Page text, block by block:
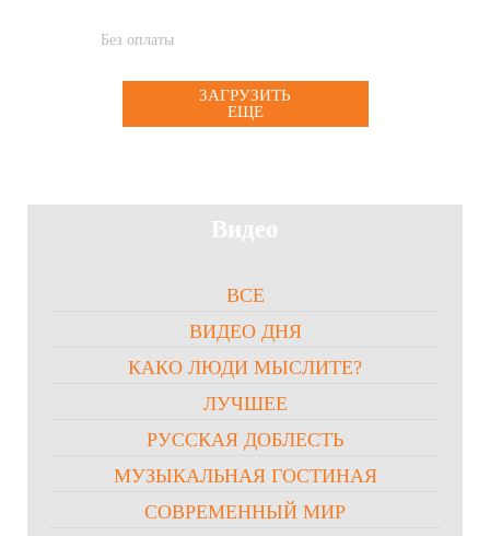
Без оплаты
ЗАГРУЗИТЬ
ЕЩЕ
Видео
ВСЕ
ВИДЕО ДНЯ
КАКО ЛЮДИ МЫСЛИТЕ?
ЛУЧШЕЕ
РУССКАЯ ДОБЛЕСТЬ
МУЗЫКАЛЬНАЯ ГОСТИНАЯ
СОВРЕМЕННЫЙ МИР